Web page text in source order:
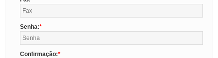
Senha:
Confirmação: